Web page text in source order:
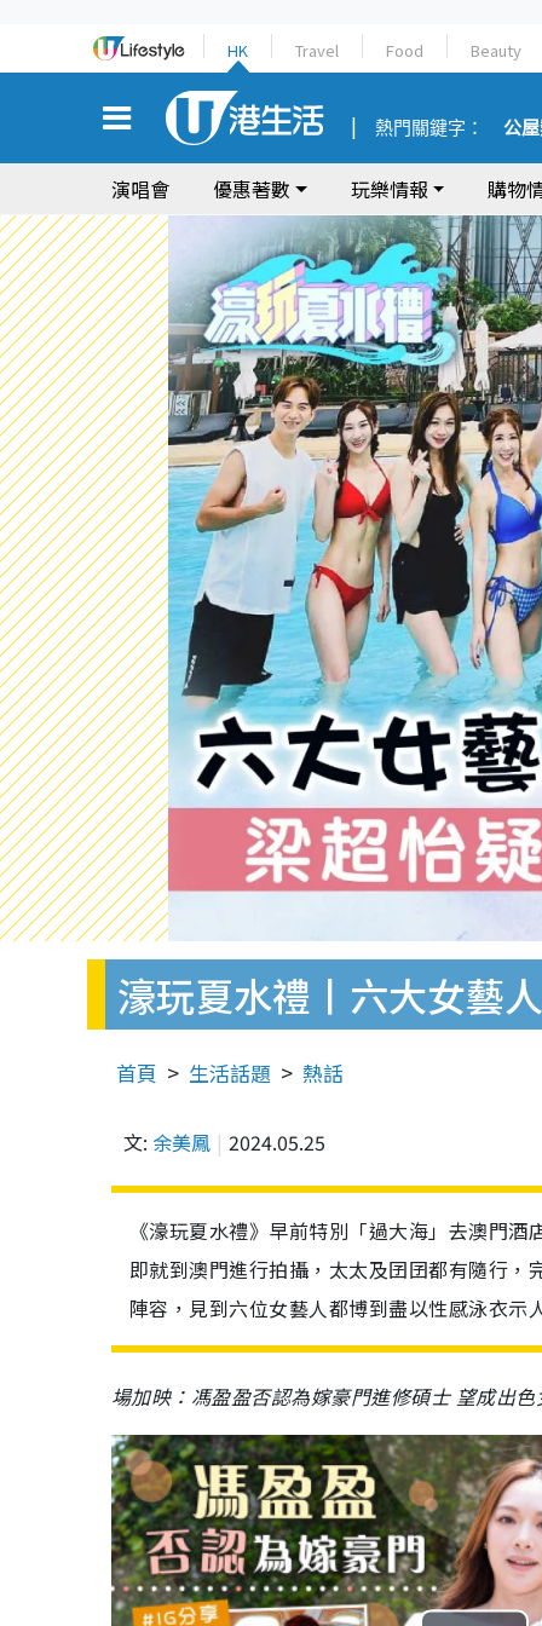
HK Travel Food Beauty
熱門關鍵字： 公
演唱會 優惠著數 玩樂情報 購物
濠玩夏水禮丨六大女藝
首頁 生活話題 熱話
文: 余美鳳 2024.05.25
《濠玩夏水禮》早前特別「過大海」去澳門
即就到澳門進行拍攝，太太及囝囝都有隨行
陣容，見到六位女藝人都博到盡以性感泳衣示
場加映：馮盈盈否認為嫁豪門進修碩士 望成出